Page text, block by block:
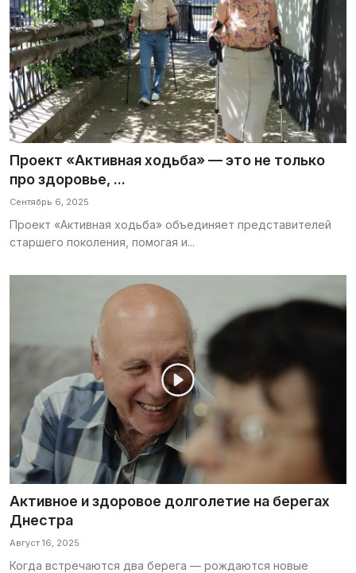
Проект «Активная ходьба» — это не только
про здоровье, ...
Сентябрь 6, 2025
Проект «Активная ходьба» объединяет представителей
старшего поколения, помогая и...
Активное и здоровое долголетие на берегах
Днестра
Август 16, 2025
Когда встречаются два берега — рождаются новые